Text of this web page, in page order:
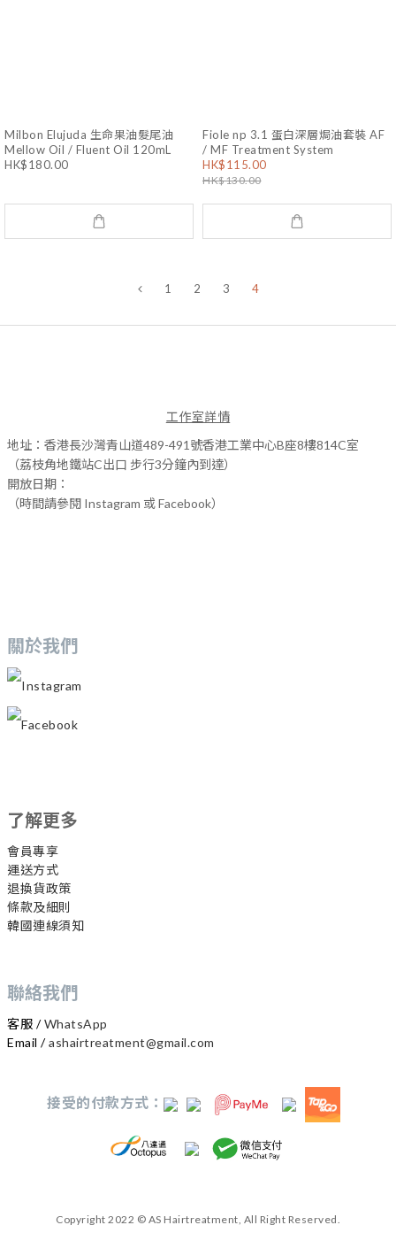
Milbon Elujuda 生命果油髮尾油
Mellow Oil / Fluent Oil 120mL
HK$180.00
Fiole np 3.1 蛋白深層焗油套裝 AF
/ MF Treatment System
HK$115.00
HK$130.00
1 2 3 4
工作室詳情
地址：香港長沙灣青山道489-491號香港工業中心B座8樓814C室
（荔枝角地鐵站C出口 步行3分鐘內到達）
開放日期：
（時間請參閱 Instagram 或 Facebook）
關於我們
Instagram
Facebook
了解更多
會員專享
運送方式
退換貨政策
條款及細則
韓國連線須知
聯絡我們
客服 /WhatsApp
Email /ashairtreatment@gmail.com
接受的付款方式：
Copyright 2022 © AS Hairtreatment, All Right Reserved.